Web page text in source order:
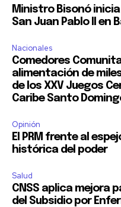
Ministro Bisonó
San Juan Pablo II en
Nacionales
Comedores
alimentación de
de los XXV Juegos
Caribe Santo
Opinión
El PRM frente al
histórica del poder
Salud
CNSS aplica mejora
del Subsidio por